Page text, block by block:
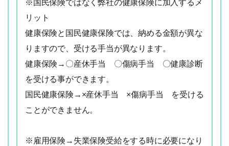
06-6252-0781
※国民保険ではなく弊社の健康保険に加入するメ
リット
健康保険と国民健康保険では、納める金額が異な
りますので、受ける手当が異なります。
健康保険→〇産休手当 〇傷病手当 〇健康診断
を受ける事ができます。
国民健康保険→×産休手当 ×傷病手当 を受ける
ことができません。
※雇用保険→失業保険受給をする時に必要になり